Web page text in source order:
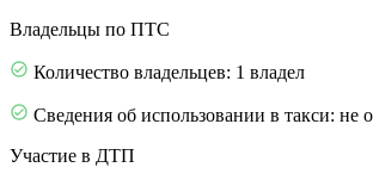
Владельцы по ПТС
Количество владельцев: 1 владел
Сведения об использовании в такси: не
Участие в ДТП